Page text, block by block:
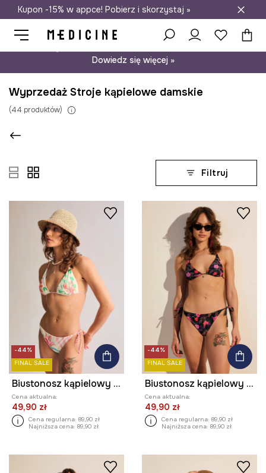
Darmowa dostawa do salonów
Kupon -15% w appce! Pobierz i skorzystaj »
Dowiedz się więcej »
Wyprzedaż Stroje kąpielowe damskie
(44 produktów)
Filtruj
-44%
FINAL SALE
Biustonosz kąpielowy damski z haftem
Cena aktualna:
49,90 zł
Cena regularna: 89,90 zł
Najniższa cena: 89,90 zł
-44%
FINAL SALE
Biustonosz kąpielowy w kwiaty
Cena aktualna:
49,90 zł
Cena regularna: 89,90 zł
Najniższa cena: 89,90 zł